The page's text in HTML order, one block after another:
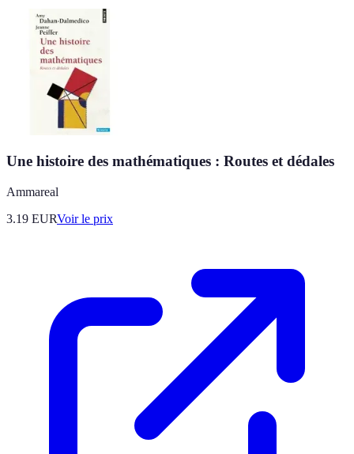
Une histoire des mathématiques : Routes et dédales
Ammareal
3.19 EURVoir le prix